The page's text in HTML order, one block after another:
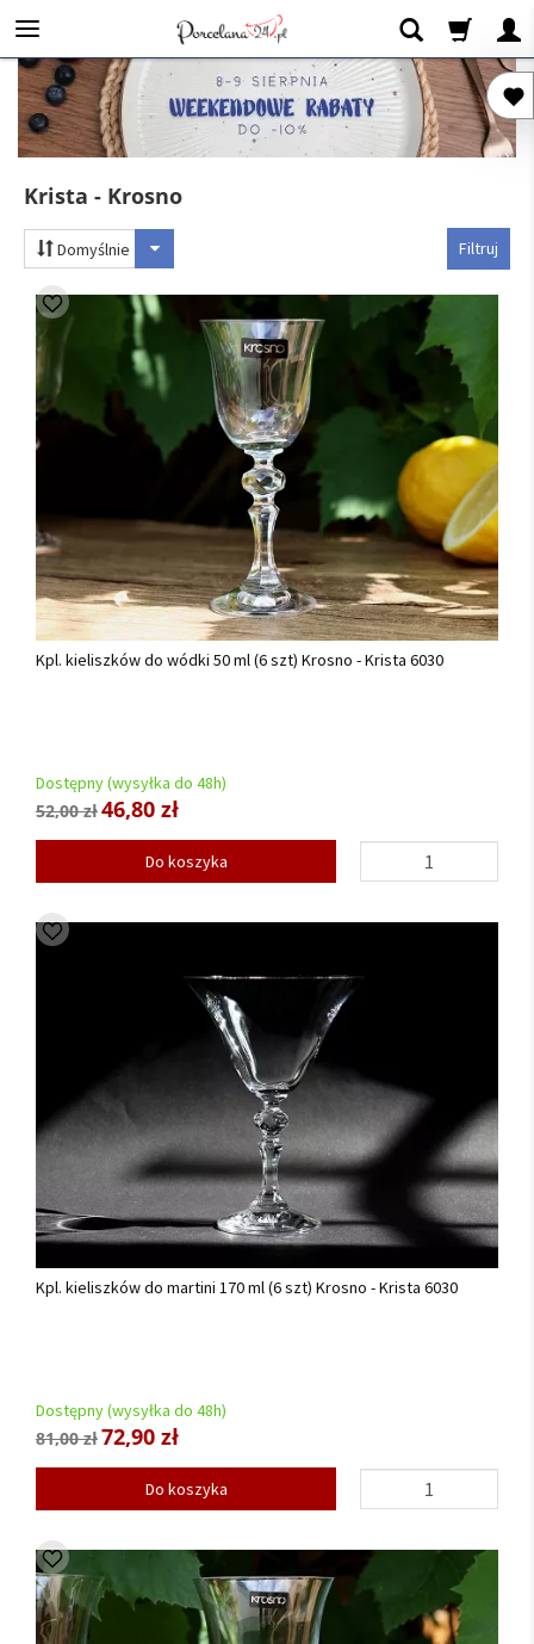
Krista - Krosno
Filtruj
Domyślnie
Kpl. kieliszków do wódki 50 ml (6 szt) Krosno - Krista 6030
Dostępny (wysyłka do 48h)
52,00 zł46,80 zł
Do koszyka
Kpl. kieliszków do martini 170 ml (6 szt) Krosno - Krista 6030
Dostępny (wysyłka do 48h)
81,00 zł72,90 zł
Do koszyka